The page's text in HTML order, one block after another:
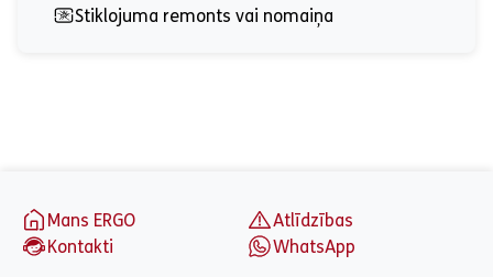
Stiklojuma remonts vai nomaiņa
Mans ERGO
Atlīdzības
Kontakti
WhatsApp